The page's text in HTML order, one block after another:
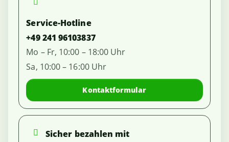
Service-Hotline
+49 241 96103837
Mo – Fr, 10:00 – 18:00 Uhr
Sa, 10:00 – 16:00 Uhr
Kontaktformular
Sicher bezahlen mit